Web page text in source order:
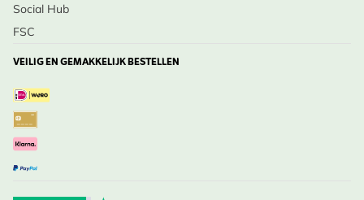
Social Hub
FSC
VEILIG EN GEMAKKELIJK BESTELLEN